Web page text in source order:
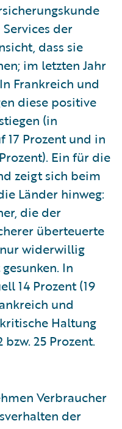
der
dass sie
im letzten Jahr
Frankreich und
diese positive
(in
17 Prozent und in
Ein für die
zeigt sich beim
Länder hinweg:
die der
überteuerte
widerwillig
In
14 Prozent (19
und
Haltung
25 Prozent.
Verbraucher
der